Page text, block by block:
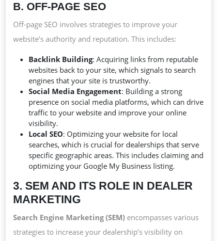
B. OFF-PAGE SEO
Off-page SEO involves strategies to improve your
website’s authority and reputation. This includes:
Backlink Building: Acquiring links from reputable
websites back to your site, which signals to search
engines that your site is trustworthy.
Social Media Engagement: Building a strong
presence on social media platforms, which can drive
traffic to your website and improve your online
visibility.
Local SEO: Optimizing your website for local
searches, which is crucial for dealerships that serve
specific geographic areas. This includes claiming and
optimizing your Google My Business listing.
3. SEM AND ITS ROLE IN DEALER
MARKETING
Search Engine Marketing (SEM) encompasses various
strategies to increase your dealership’s visibility on